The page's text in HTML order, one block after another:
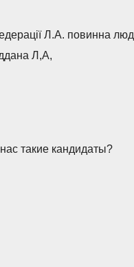
Л.А. повинна
Л,А,
такие кандидаты?